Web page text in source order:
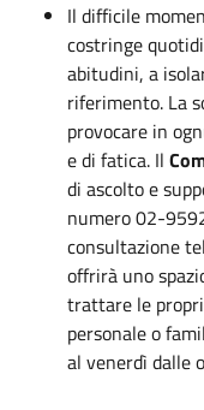
Il difficile
costringe
abitudini, a
riferimento. La
provocare in
e di fatica. Il
di ascolto e
numero 02-
consultazione
offrirà uno
trattare le
personale o
al venerdì dalle